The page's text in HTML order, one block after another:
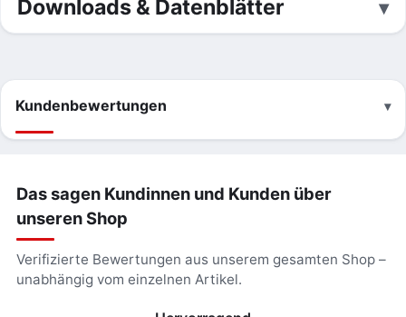
Downloads & Datenblätter
Kundenbewertungen
Das sagen Kundinnen und Kunden über
unseren Shop
Verifizierte Bewertungen aus unserem gesamten Shop –
unabhängig vom einzelnen Artikel.